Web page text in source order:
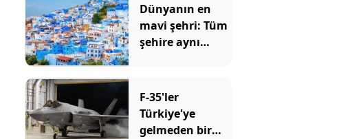
Dünyanın en
mavi şehri: Tüm
şehire aynı
F-35'ler
Türkiye'ye
gelmeden bir